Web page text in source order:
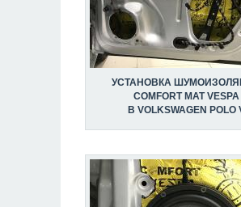
УСТАНОВКА
COMFORT MAT VESPA
В VOLKSWAGEN POLO